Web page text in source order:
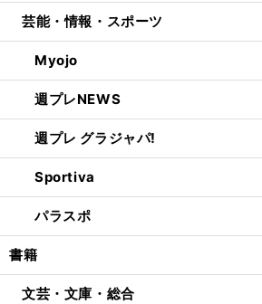
芸能・情報・スポーツ
Myojo
週プレNEWS
週プレ グラジャパ!
Sportiva
パラスポ
書籍
文芸・文庫・総合